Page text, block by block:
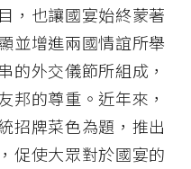
，也讓國宴始終蒙著
並增進兩國情誼所舉
的外交儀節所組成，
邦的尊重。近年來，
招牌菜色為題，推出
促使大眾對於國宴的